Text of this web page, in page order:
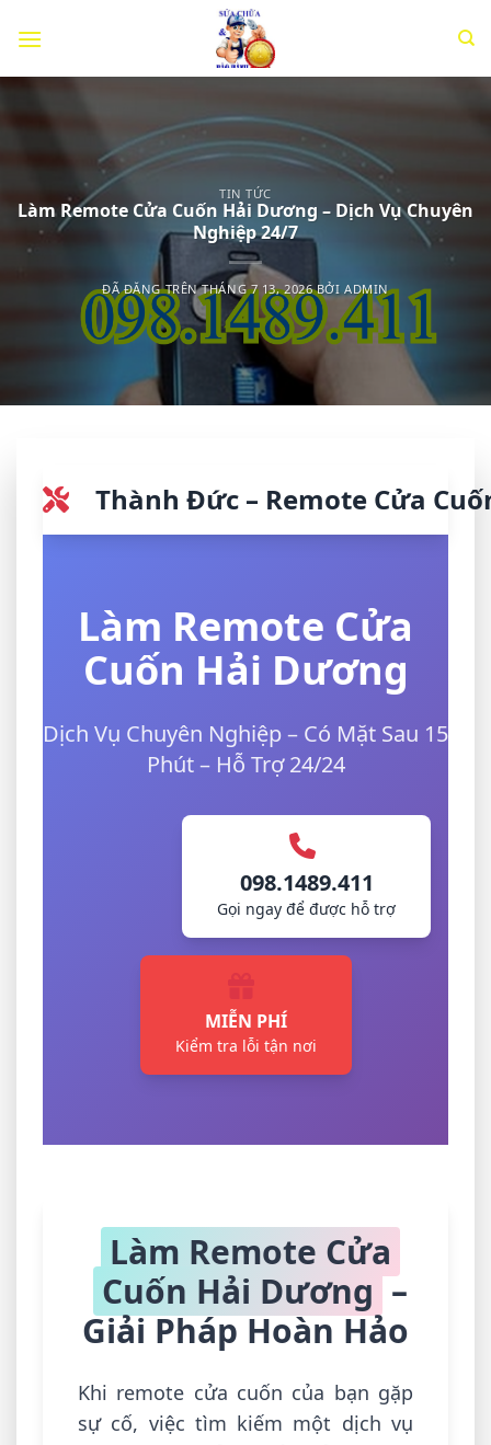
đến
TIN TỨC
Làm Remote Cửa Cuốn Hải Dương – Dịch Vụ Chuyên
Nghiệp 24/7
ĐÃ ĐĂNG TRÊNTHÁNG 7 13, 2026 BỞIADMIN
Thành Đức – Remote Cửa
Làm Remote Cửa
Cuốn Hải Dương
Dịch Vụ Chuyên Nghiệp – Có Mặt Sau 15
Phút – Hỗ Trợ 24/24
098.1489.411
Gọi ngay để được hỗ trợ
MIỄN PHÍ
Kiểm tra lỗi tận nơi
Làm Remote Cửa
Cuốn Hải Dương –
Giải Pháp Hoàn Hảo
Khi remote cửa cuốn của bạn gặp
sự cố, việc tìm kiếm một dịch vụ